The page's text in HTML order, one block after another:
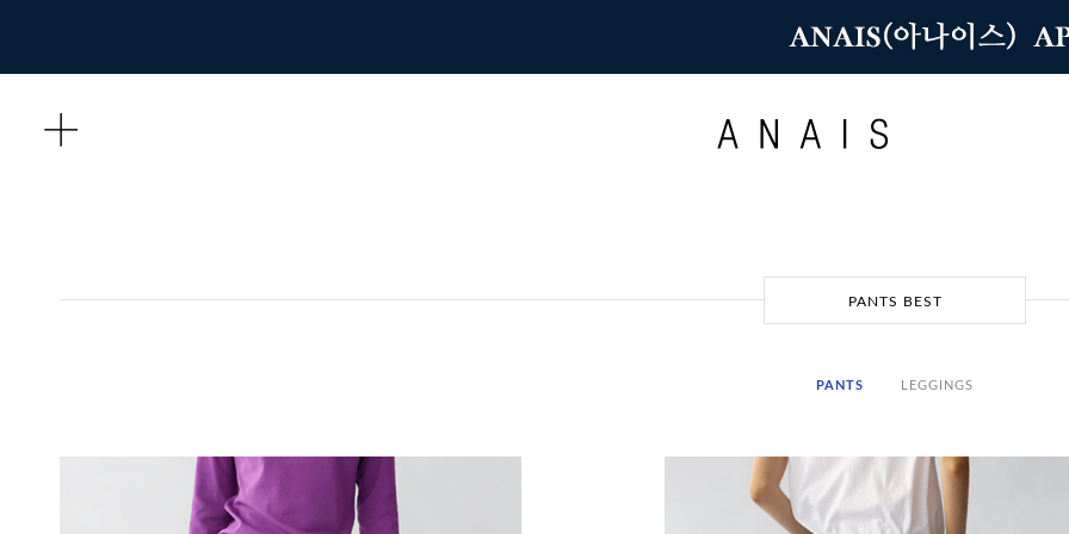
PANTS BEST
PANTS LEGGINGS